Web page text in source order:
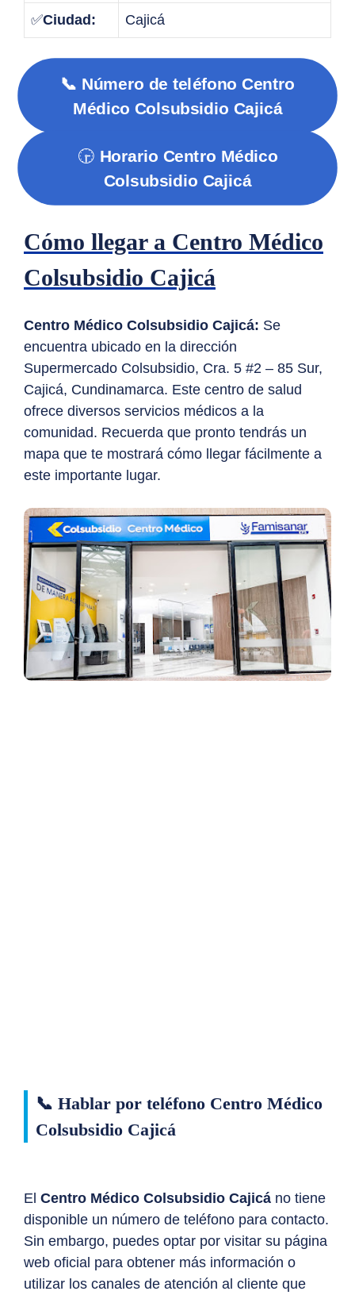
✅Ciudad: Cajicá
📞 Número de teléfono Centro
Médico Colsubsidio Cajicá
🕞 Horario Centro Médico
Colsubsidio Cajicá
Cómo llegar a Centro Médico
Colsubsidio Cajicá
Centro Médico Colsubsidio Cajicá: Se
encuentra ubicado en la dirección
Supermercado Colsubsidio, Cra. 5 #2 – 85 Sur,
Cajicá, Cundinamarca. Este centro de salud
ofrece diversos servicios médicos a la
comunidad. Recuerda que pronto tendrás un
mapa que te mostrará cómo llegar fácilmente a
este importante lugar.
📞 Hablar por teléfono Centro Médico
Colsubsidio Cajicá
El Centro Médico Colsubsidio Cajicá no tiene
disponible un número de teléfono para contacto.
Sin embargo, puedes optar por visitar su página
web oficial para obtener más información o
utilizar los canales de atención al cliente que